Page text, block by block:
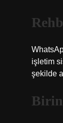
işletim
şekilde